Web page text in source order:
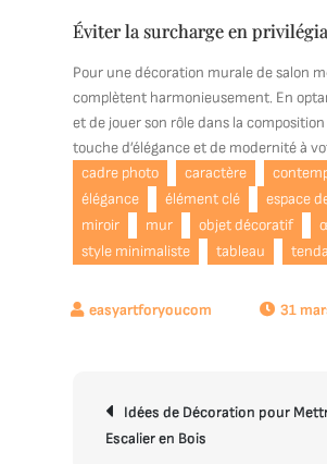
Éviter la surcharge en
Pour une décoration murale de salon
complètent harmonieusement. En
et de jouer son rôle dans la
touche d’élégance et de modernité à
cadre photo
caractère
élégance
élément clé espace
miroir
mur objet décoratif
style minimaliste
tableau
31
Navigation
de
Idées de Décoration pour
Escalier en Bois